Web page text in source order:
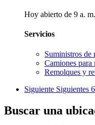
Hoy abierto de 9 a.
Servicios
Suministros de
Camiones para
Remolques y
Siguiente Siguientes
Buscar una